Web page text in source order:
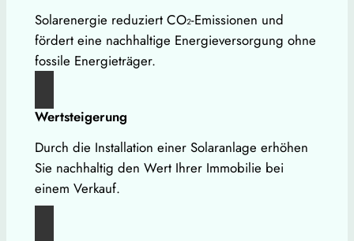
Solarenergie reduziert CO₂-Emissionen und
fördert eine nachhaltige Energieversorgung ohne
fossile Energieträger.
Wertsteigerung
Durch die Installation einer Solaranlage erhöhen
Sie nachhaltig den Wert Ihrer Immobilie bei
einem Verkauf.